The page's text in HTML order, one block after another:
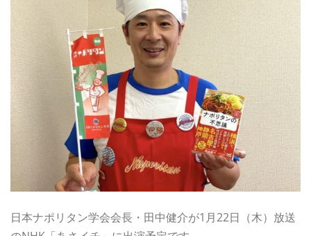
日本ナポリタン学会会長・田中健介が1月22日（木）放送